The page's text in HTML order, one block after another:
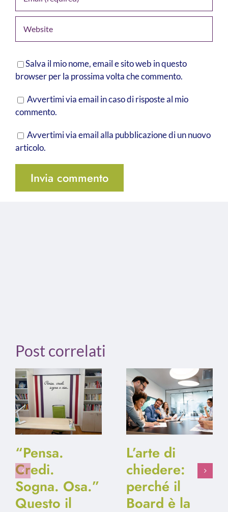
Salva il mio nome, email e sito web in questo
browser per la prossima volta che commento.
Avvertimi via email in caso di risposte al mio
commento.
Avvertimi via email alla pubblicazione di un nuovo
articolo.
Post correlati
“Pensa.
Credi.
Sogna. Osa.”
Questo il
L’arte di
chiedere:
perché il
Board è la